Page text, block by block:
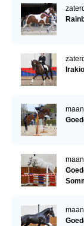
Regio
Regio
Regio Zuid
KALENDER
ACCOUNT